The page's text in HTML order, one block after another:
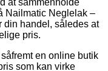
Nailmatic Neglelak –
din handel, således at
pris.
en online butik
som kan virke